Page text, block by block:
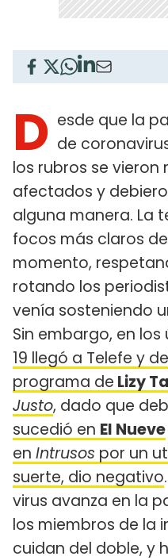
D esde que la
de
los rubros se vieron
afectados y
alguna manera. La
focos más claros
momento,
rotando los
venía sosteniendo
Sin embargo, en los
19 llegó a Telefe y
programa de Lizy
Justo, dado que
sucedió en El Nueve
en Intrusos por un
suerte, dio negativo
virus avanza en la
los miembros de la
cuidan del doble, y